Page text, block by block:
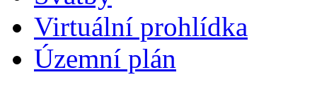
Virtuální prohlídka
Územní plán